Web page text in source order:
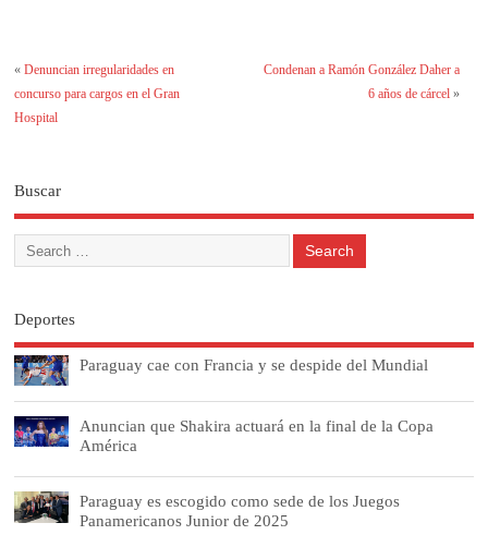
«Denuncian irregularidades en
concurso para cargos en el Gran
Hospital
Condenan a Ramón González Daher a
6 años de cárcel»
Buscar
Deportes
Paraguay cae con Francia y se despide del Mundial
Anuncian que Shakira actuará en la final de la Copa
América
Paraguay es escogido como sede de los Juegos
Panamericanos Junior de 2025